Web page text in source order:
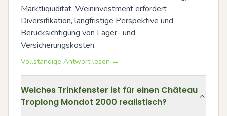
Marktliquidität. Weininvestment erfordert
Diversifikation, langfristige Perspektive und
Berücksichtigung von Lager- und
Versicherungskosten.
Vollständige Antwort lesen →
Welches Trinkfenster ist für einen Château
Troplong Mondot 2000 realistisch?